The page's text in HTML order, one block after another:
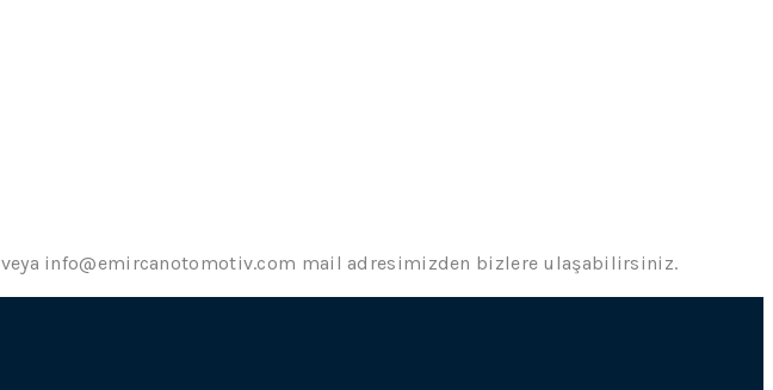
veya info@emircanotomotiv.com mail adresimizden bizlere ulaşabilirsiniz.